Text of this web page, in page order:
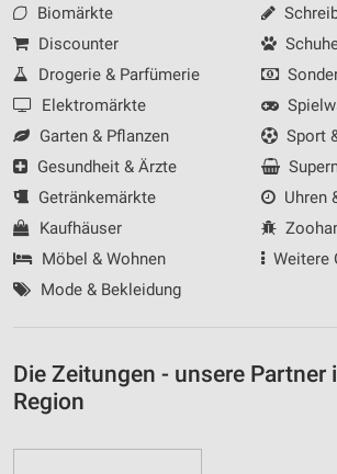
Biomärkte
Discounter
Drogerie & Parfümerie
Elektromärkte
Garten & Pflanzen
Gesundheit & Ärzte
Getränkemärkte
Kaufhäuser
Möbel & Wohnen
Mode & Bekleidung
Sport
Uhren
Weitere
Die Zeitungen - unsere Partner
Region